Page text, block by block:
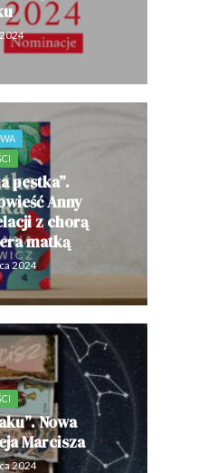
pestka”.
Anny
z chorą
matką
2024
Nowa
Marcisza
2024